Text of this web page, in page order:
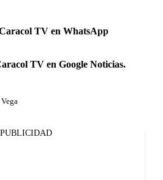
TV en WhatsApp
TV en Google Noticias.
PUBLICIDAD